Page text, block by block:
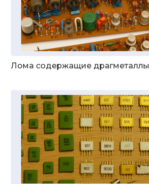
Лома содержащие драгметаллы